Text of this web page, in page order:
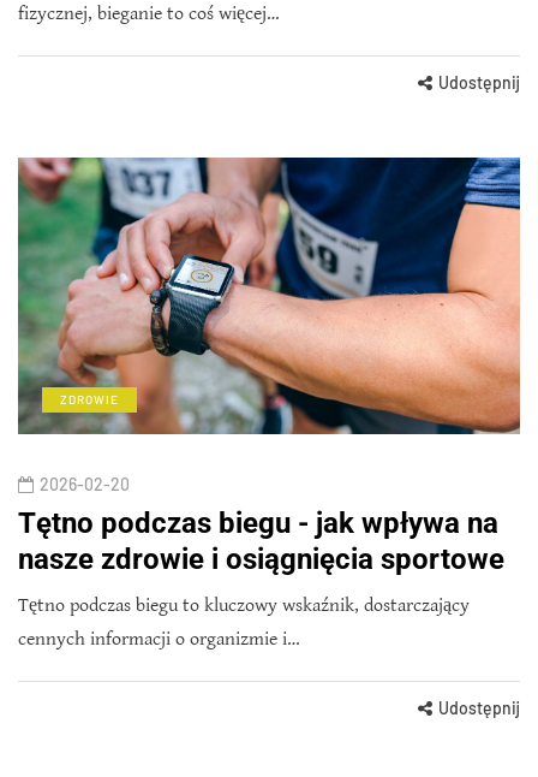
fizycznej, bieganie to coś więcej…
Udostępnij
ZDROWIE
2026-02-20
Tętno podczas biegu - jak wpływa na
nasze zdrowie i osiągnięcia sportowe
Tętno podczas biegu to kluczowy wskaźnik, dostarczający
cennych informacji o organizmie i…
Udostępnij